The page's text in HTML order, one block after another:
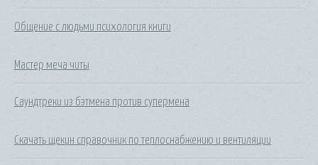
Общение с людьми психология книги
Мастер меча читы
Саундтреки из бэтмена против супермена
Скачать щекин справочник по теплоснабжению и вентиляции